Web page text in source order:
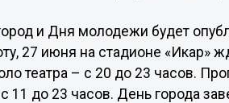
и Дня молодежи будет
27 июня на стадионе «Икар»
театра – с 20 до 23 часов.
11 до 23 часов. День города